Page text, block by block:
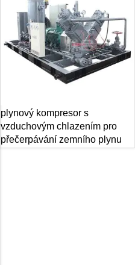
plynový kompresor s
vzduchovým chlazením pro
přečerpávání zemního plynu